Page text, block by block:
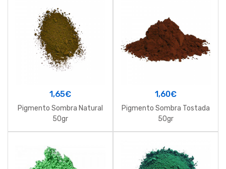
1,65€
Pigmento Sombra Natural
50gr
1,60€
Pigmento Sombra Tostada
50gr